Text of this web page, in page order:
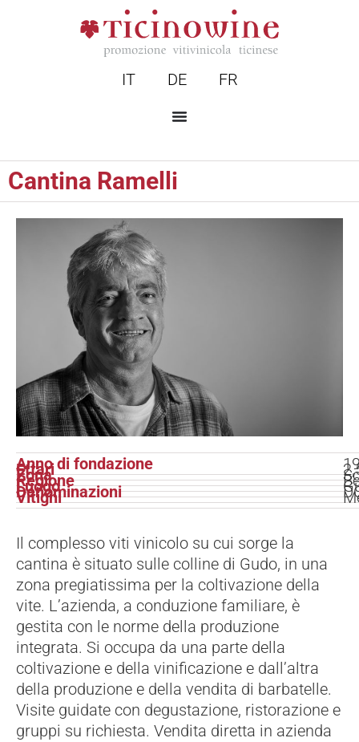
IT DE FR
Cantina Ramelli
Anno di fondazione
Ettari
Zona
Regione
Luogo
Denominazioni
Vitigni
Il complesso viti vinicolo su cui sorge la
cantina è situato sulle colline di Gudo, in una
zona pregiatissima per la coltivazione della
vite. L’azienda, a conduzione familiare, è
gestita con le norme della produzione
integrata. Si occupa da una parte della
coltivazione e della vinificazione e dall’altra
della produzione e della vendita di barbatelle.
Visite guidate con degustazione, ristorazione e
gruppi su richiesta. Vendita diretta in azienda